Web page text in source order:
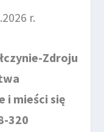
r.
Zdroju
i mieści się
320